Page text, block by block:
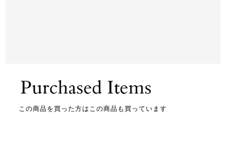
この商品を買った方はこの商品も買っています